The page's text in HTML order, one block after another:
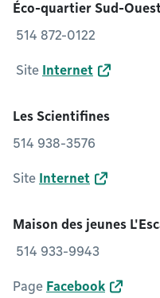
Éco-quartier Sud-Ouest
514 872-0122
Site Internet
Les Scientifines
514 938-3576
Site Internet
Maison des jeunes
514 933-9943
Page Facebook